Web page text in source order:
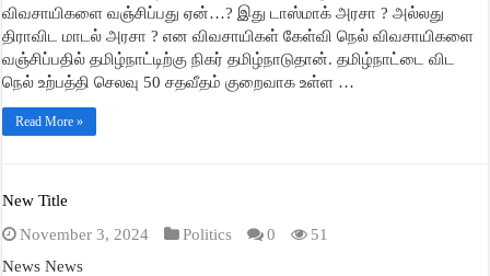
விவசாயிகளை வஞ்சிப்பது ஏன்…? இது டாஸ்மாக் அரசா ? அல்லது
திராவிட மாடல் அரசா ? என விவசாயிகள் கேள்வி நெல் விவசாயிகளை
வஞ்சிப்பதில் தமிழ்நாட்டிற்கு நிகர் தமிழ்நாடுதான். தமிழ்நாட்டை விட
நெல் உற்பத்தி செலவு 50 சதவீதம் குறைவாக உள்ள …
Read More »
New Title
November 3, 2024
Politics 0
51
News News